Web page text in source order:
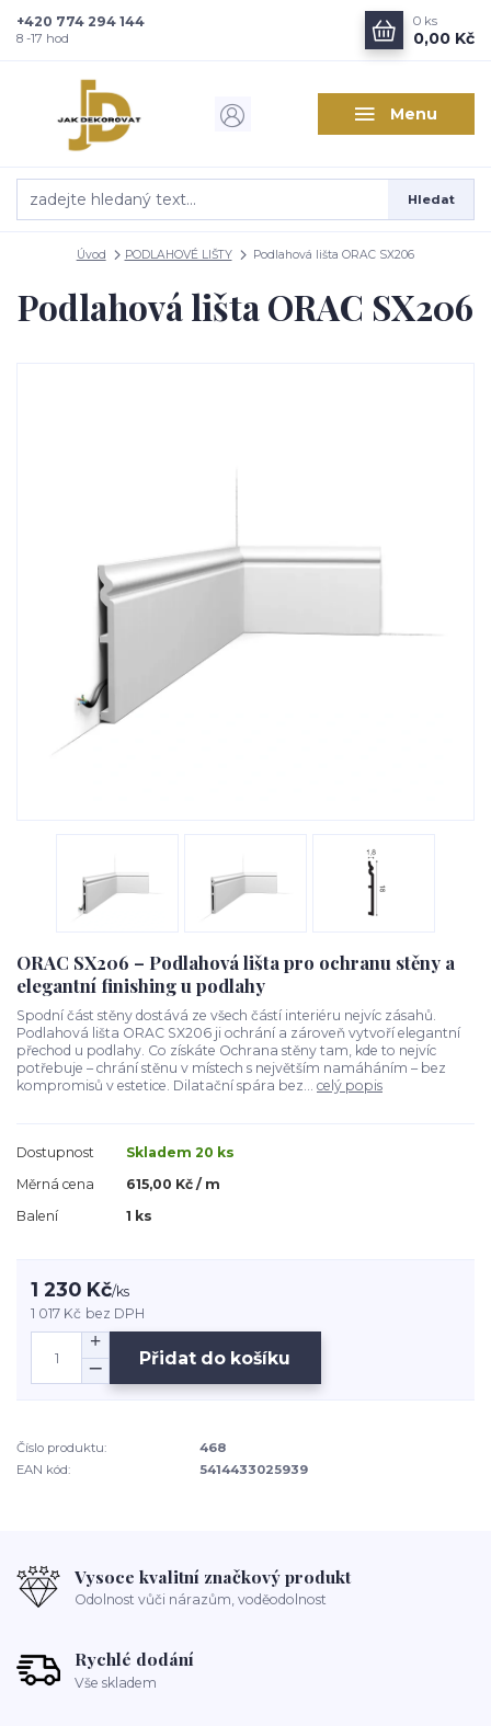
Menu
Hledat
+420 774 294 144
8 -17 hod
0 ks
0,00 Kč
Úvod PODLAHOVÉ LIŠTY Podlahová lišta ORAC SX206
Podlahová lišta ORAC SX206
ORAC SX206 – Podlahová lišta pro ochranu stěny a
elegantní finishing u podlahy
Spodní část stěny dostává ze všech částí interiéru nejvíc zásahů.
Podlahová lišta ORAC SX206 ji ochrání a zároveň vytvoří elegantní
přechod u podlahy. Co získáte Ochrana stěny tam, kde to nejvíc
potřebuje – chrání stěnu v místech s největším namáháním – bez
kompromisů v estetice. Dilatační spára bez... celý popis
Dostupnost
Skladem 20 ks
Měrná cena
615,00 Kč / m
Balení
1 ks
1 230 Kč/ks
1 017 Kč bez DPH
Přidat do košíku
Číslo produktu:
468
EAN kód:
5414433025939
Vysoce kvalitní značkový produkt
Odolnost vůči nárazům, voděodolnost
Rychlé dodání
Vše skladem
Zajímá vás, co nového v
Kam poslat informaci o novinkách v interiérovém designu?